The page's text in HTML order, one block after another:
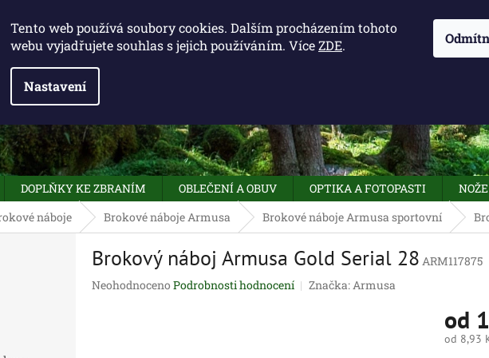
Tento web používá soubory cookies. Dalším procházením tohoto
webu vyjadřujete souhlas s jejich používáním. VíceZDE.
Nastavení
DOPLŇKY KE ZBRANÍM OBLEČENÍ A OBUV OPTIKA A FOTOPASTI NOŽE
náboje Brokové náboje Armusa Brokové náboje Armusa sportovní
Brokový náboj Armusa Gold Serial 28 ARM117875
Průměrné
Neohodnoceno Podrobnosti hodnocení Značka:Armusa
od
od 8,93